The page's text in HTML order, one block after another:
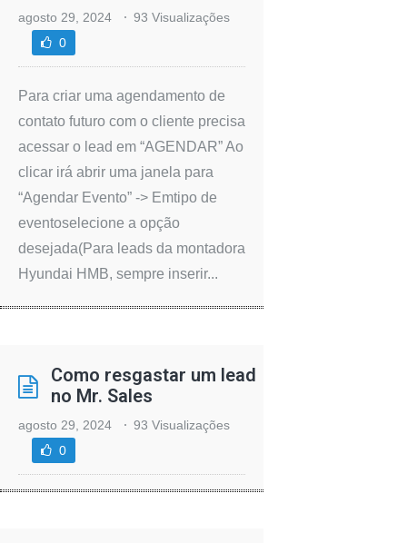
agosto 29, 2024
93 Visualizações
0
Para criar uma agendamento de
contato futuro com o cliente precisa
acessar o lead em “AGENDAR” Ao
clicar irá abrir uma janela para
“Agendar Evento” -> Emtipo de
eventoselecione a opção
desejada(Para leads da montadora
Hyundai HMB, sempre inserir...
Como resgastar um lead
no Mr. Sales
agosto 29, 2024
93 Visualizações
0